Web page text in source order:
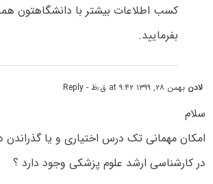
کسب اطلاعات بیشتر با دانشگاهتون
بفرمایید.
لادن بهمن ۲۸, ۱۳۹۹ at ۹:۴۲ ق٫ظ - Reply
سلام
امکان مهمانی تک درس اختیاری و یا گذراندن
در کارشناسی ارشد علوم پزشکی وجود دارد ؟